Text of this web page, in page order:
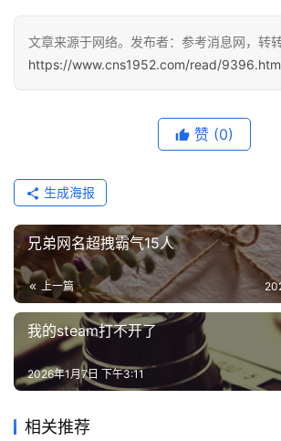
讯
更
多
文章来源于网络。发布者：参考消息网，转
https://www.cns1952.com/read/
赞 (0)
生成海报
兄弟网名超拽霸气15人
上一篇
我的steam打不开了
2026年1月7日 下午3:11
相关推荐